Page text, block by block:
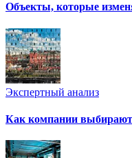
Объекты, которые
Экспертный анализ
Как компании